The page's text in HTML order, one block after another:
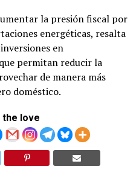
la presión fiscal por
energéticas, resalta
en
permitan reducir la
de manera más
doméstico.
the love